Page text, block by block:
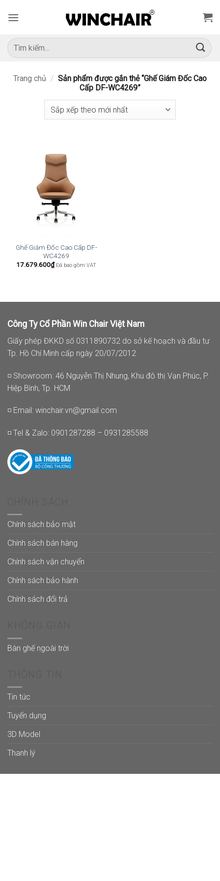
qua
dung
Tìm
kiếm:
Trang chủ / Sản phẩm được gắn thẻ “Ghế Giám Đốc Cao
Cấp DF-WC4269”
Ghế Giám Đốc Cao Cấp DF-
WC4269
17.679.600₫ Đã bao gồm VAT
Công Ty Cổ Phần Win Chair Việt Nam
Giấy phép ĐKKD số 0311890732 do sở kế hoạch và đầu tư
Tp. Hồ Chí Minh cấp ngày 20/07/2012
◽ Showroom: 46 Nguyễn Thị Nhung, Khu đô thị Vạn Phúc, P.
Hiệp Bình, Tp. HCM
◽ Email: winchair.vn@gmail.com
◽ Tel & Zalo: 0901287288 – 0931285588
Chính sách bảo mật
Chính sách bán hàng
Chính sách vận chuyển
Chính sách bảo hành
Chính sách đổi trả
Bàn ghế ngoài trời
Tin tức
Tuyển dụng
3D Model
Thanh lý